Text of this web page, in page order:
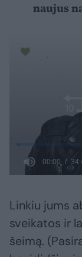
naujus
Linkiu jums
sveikatos ir
šeimą.